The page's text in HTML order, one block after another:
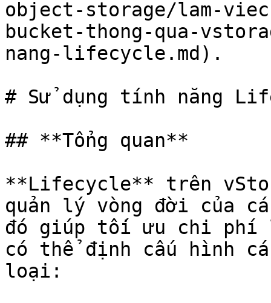
object-storage/lam-
bucket-thong-qua-
nang-lifecycle.md).
# Sử dụng tính năng
## **Tổng quan**
**Lifecycle** trên
quản lý vòng đời của
đó giúp tối ưu chi
có thể định cấu hình
loại: